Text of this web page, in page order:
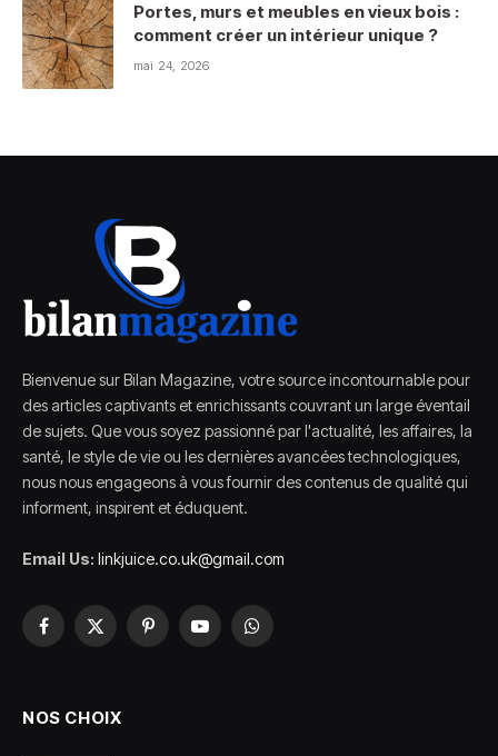
Portes, murs et meubles en vieux bois :
comment créer un intérieur unique ?
mai 24, 2026
Bienvenue sur Bilan Magazine, votre source incontournable pour
des articles captivants et enrichissants couvrant un large éventail
de sujets. Que vous soyez passionné par l'actualité, les affaires, la
santé, le style de vie ou les dernières avancées technologiques,
nous nous engageons à vous fournir des contenus de qualité qui
informent, inspirent et éduquent.
Email Us: linkjuice.co.uk@gmail.com
Facebook
X
PinterestYouTubeWhatsApp
NOS CHOIX